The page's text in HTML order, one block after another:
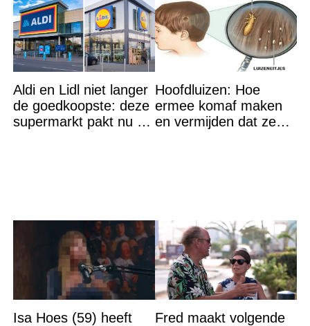
Aldi en Lidl niet langer
de goedkoopste: deze
supermarkt pakt nu de
Hoofdluizen: Hoe
ermee komaf maken
en vermijden dat ze
Isa Hoes (59) heeft Fred maakt volgende